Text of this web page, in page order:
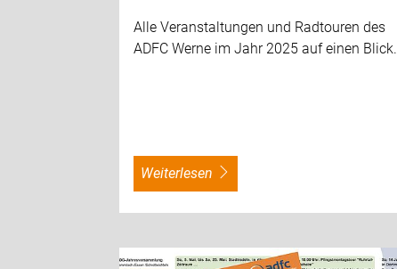
Alle Veranstaltungen und Radtouren des
ADFC Werne im Jahr 2025 auf einen Blick.
weiterlesen